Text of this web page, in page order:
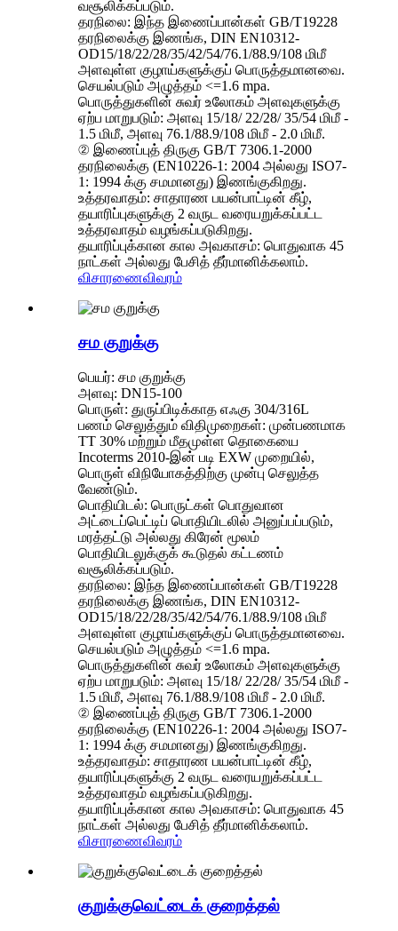
வசூலிக்கப்படும்.
தரநிலை: இந்த இணைப்பான்கள் GB/T19228
தரநிலைக்கு இணங்க, DIN EN10312-
OD15/18/22/28/35/42/54/76.1/88.9/108 மிமீ
அளவுள்ள குழாய்களுக்குப் பொருத்தமானவை.
செயல்படும் அழுத்தம் <=1.6 mpa.
பொருத்துகளின் சுவர் உலோகம் அளவுகளுக்கு
ஏற்ப மாறுபடும்: அளவு 15/18/ 22/28/ 35/54 மிமீ -
1.5 மிமீ, அளவு 76.1/88.9/108 மிமீ - 2.0 மிமீ.
② இணைப்புத் திருகு GB/T 7306.1-2000
தரநிலைக்கு (EN10226-1: 2004 அல்லது ISO7-
1: 1994 க்கு சமமானது) இணங்குகிறது.
உத்தரவாதம்: சாதாரண பயன்பாட்டின் கீழ்,
தயாரிப்புகளுக்கு 2 வருட வரையறுக்கப்பட்ட
உத்தரவாதம் வழங்கப்படுகிறது.
தயாரிப்புக்கான கால அவகாசம்: பொதுவாக 45
நாட்கள் அல்லது பேசித் தீர்மானிக்கலாம்.
விசாரணைவிவரம்
சம குறுக்கு
பெயர்: சம குறுக்கு
அளவு: DN15-100
பொருள்: துருப்பிடிக்காத எஃகு 304/316L
பணம் செலுத்தும் விதிமுறைகள்: முன்பணமாக
TT 30% மற்றும் மீதமுள்ள தொகையை
Incoterms 2010-இன் படி EXW முறையில்,
பொருள் விநியோகத்திற்கு முன்பு செலுத்த
வேண்டும்.
பொதியிடல்: பொருட்கள் பொதுவான
அட்டைப்பெட்டிப் பொதியிடலில் அனுப்பப்படும்,
மரத்தட்டு அல்லது கிரேன் மூலம்
பொதியிடலுக்குக் கூடுதல் கட்டணம்
வசூலிக்கப்படும்.
தரநிலை: இந்த இணைப்பான்கள் GB/T19228
தரநிலைக்கு இணங்க, DIN EN10312-
OD15/18/22/28/35/42/54/76.1/88.9/108 மிமீ
அளவுள்ள குழாய்களுக்குப் பொருத்தமானவை.
செயல்படும் அழுத்தம் <=1.6 mpa.
பொருத்துகளின் சுவர் உலோகம் அளவுகளுக்கு
ஏற்ப மாறுபடும்: அளவு 15/18/ 22/28/ 35/54 மிமீ -
1.5 மிமீ, அளவு 76.1/88.9/108 மிமீ - 2.0 மிமீ.
② இணைப்புத் திருகு GB/T 7306.1-2000
தரநிலைக்கு (EN10226-1: 2004 அல்லது ISO7-
1: 1994 க்கு சமமானது) இணங்குகிறது.
உத்தரவாதம்: சாதாரண பயன்பாட்டின் கீழ்,
தயாரிப்புகளுக்கு 2 வருட வரையறுக்கப்பட்ட
உத்தரவாதம் வழங்கப்படுகிறது.
தயாரிப்புக்கான கால அவகாசம்: பொதுவாக 45
நாட்கள் அல்லது பேசித் தீர்மானிக்கலாம்.
விசாரணைவிவரம்
குறுக்குவெட்டைக் குறைத்தல்